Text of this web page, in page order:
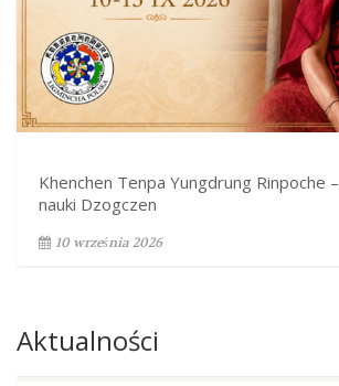
Khenchen Tenpa Yungdrung Rinpoche –
nauki Dzogczen
10 września 2026
Aktualności